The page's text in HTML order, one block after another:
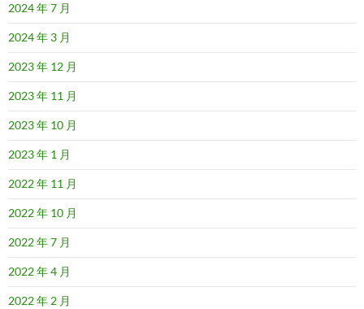
2024 年 7 月
2024 年 3 月
2023 年 12 月
2023 年 11 月
2023 年 10 月
2023 年 1 月
2022 年 11 月
2022 年 10 月
2022 年 7 月
2022 年 4 月
2022 年 2 月